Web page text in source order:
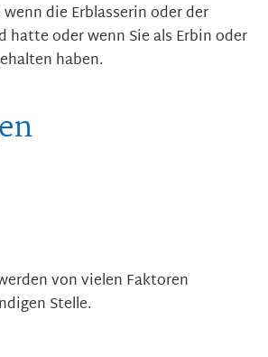
die Erblasserin oder der
hatte oder wenn Sie als Erbin oder
haben.
von vielen Faktoren
Stelle.